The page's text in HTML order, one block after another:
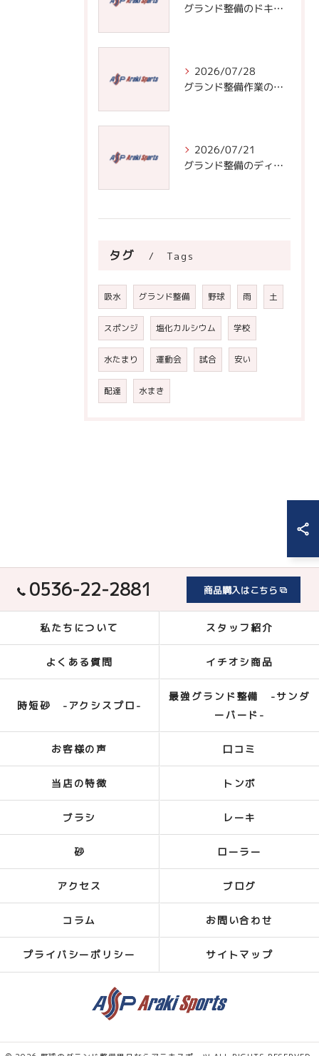
グランド整備のドキュメントで学ぶ効率的な道具選びと実践手順
2026/07/28
グランド整備作業の基本と効率化のための道具選びと頻度管理術
2026/07/21
グランド整備のディスカッションで学ぶ安全なフィールド作りと正しい整備手順の極意
タグ Tags
吸水 グランド整備 野球 雨 土
スポンジ 塩化カルシウム 学校
水たまり 運動会 試合 安い
配達 水まき
0536-22-2881 商品購入はこちら
私たちについて スタッフ紹介
よくある質問 イチオシ商品
時短砂 -アクシスプロ-
最強グランド整備 -サンダ
ーバード-
お客様の声 口コミ
当店の特徴 トンボ
ブラシ レーキ
砂 ローラー
アクセス ブログ
コラム お問い合わせ
プライバシーポリシー サイトマップ